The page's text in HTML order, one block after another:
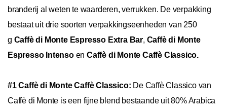
branderij al weten te waarderen, verrukken. De verpakking
bestaat uit drie soorten verpakkingseenheden van 250
g Caffè di Monte Espresso Extra Bar, Caffè di Monte
Espresso Intenso en Caffè di Monte Caffè Classico.
#1 Caffè di Monte Caffè Classico: De Caffè Classico van
Caffè di Monte is een fijne blend bestaande uit 80% Arabica